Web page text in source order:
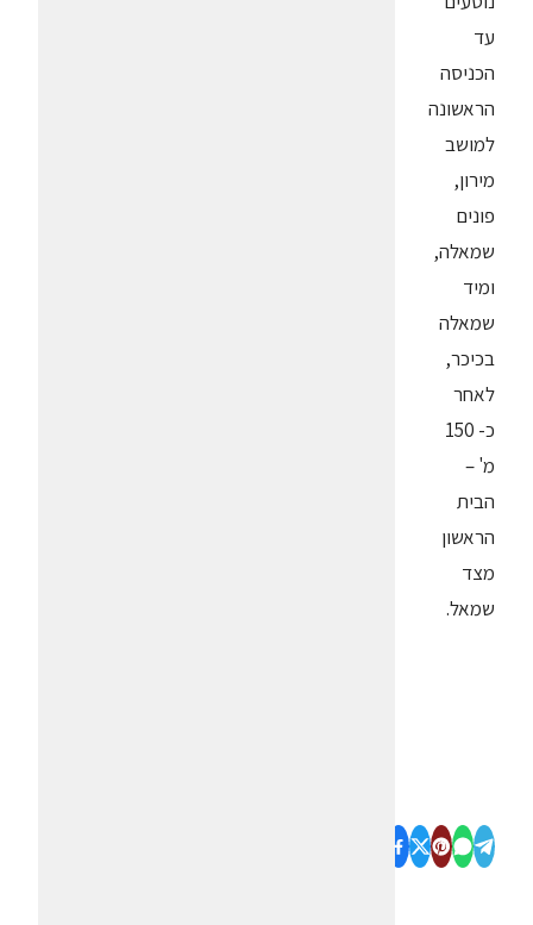
עד
הכניסה
הראשונה
למושב
מירון,
פונים
שמאלה,
ומיד
שמאלה
בכיכר,
לאחר
כ- 150
מ' –
הבית
הראשון
מצד
שמאל.